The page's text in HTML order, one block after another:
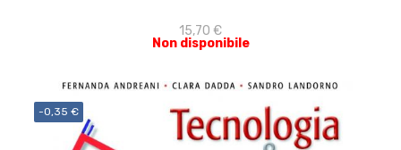
15,70 €
Non disponibile
-0,35 €